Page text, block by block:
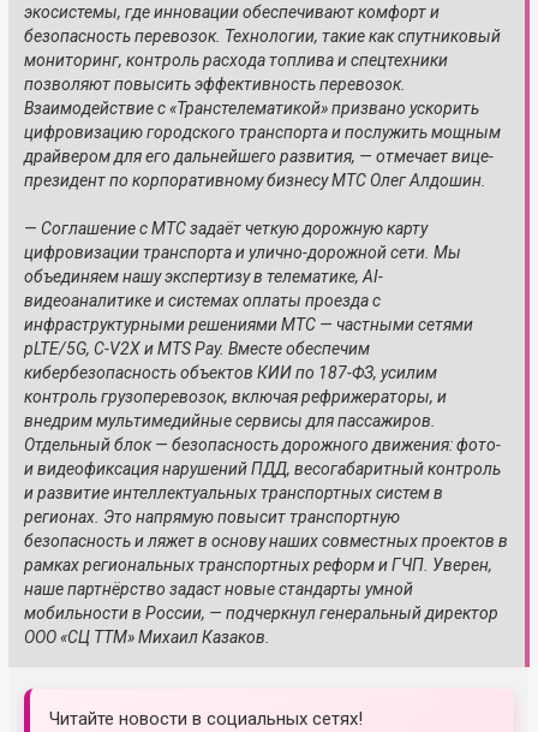
экосистемы, где инновации обеспечивают комфорт и
безопасность перевозок. Технологии, такие как спутниковый
мониторинг, контроль расхода топлива и спецтехники
позволяют повысить эффективность перевозок.
Взаимодействие с «Транстелематикой» призвано ускорить
цифровизацию городского транспорта и послужить мощным
драйвером для его дальнейшего развития, — отмечает вице-
президент по корпоративному бизнесу МТС Олег Алдошин.
— Соглашение с МТС задаёт четкую дорожную карту
цифровизации транспорта и улично-дорожной сети. Мы
объединяем нашу экспертизу в телематике, AI-
видеоаналитике и системах оплаты проезда с
инфраструктурными решениями МТС — частными сетями
pLTE/5G, C-V2X и MTS Pay. Вместе обеспечим
кибербезопасность объектов КИИ по 187-ФЗ, усилим
контроль грузоперевозок, включая рефрижераторы, и
внедрим мультимедийные сервисы для пассажиров.
Отдельный блок — безопасность дорожного движения: фото-
и видеофиксация нарушений ПДД, весогабаритный контроль
и развитие интеллектуальных транспортных систем в
регионах. Это напрямую повысит транспортную
безопасность и ляжет в основу наших совместных проектов в
рамках региональных транспортных реформ и ГЧП. Уверен,
наше партнёрство задаст новые стандарты умной
мобильности в России, — подчеркнул генеральный директор
ООО «СЦ ТТМ» Михаил Казаков.
Читайте новости в социальных сетях!